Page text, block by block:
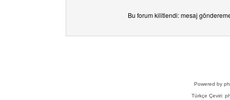
Bu forum kilitlendi: mesaj
Powered by
Türkçe Çeviri: